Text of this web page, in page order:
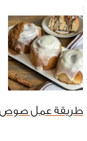
طريقة عمل صوص